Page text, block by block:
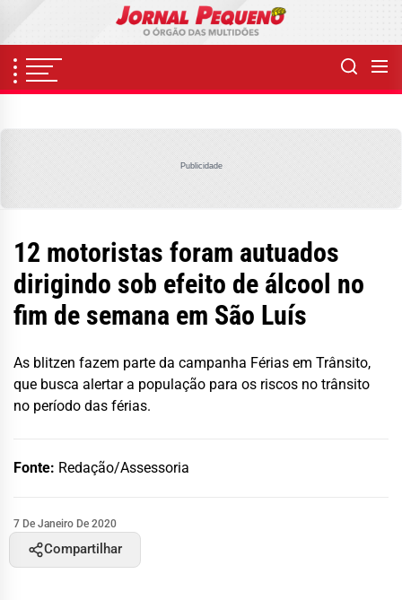
content
Publicidade
12 motoristas foram autuados
dirigindo sob efeito de álcool no
fim de semana em São Luís
As blitzen fazem parte da campanha Férias em Trânsito,
que busca alertar a população para os riscos no trânsito
no período das férias.
Fonte: Redação/Assessoria
7 De Janeiro De 2020
Compartilhar